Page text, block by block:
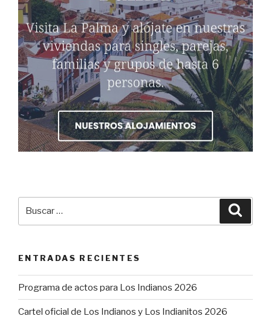
ENTRADAS RECIENTES
Programa de actos para Los Indianos 2026
Cartel oficial de Los Indianos y Los Indianitos 2026